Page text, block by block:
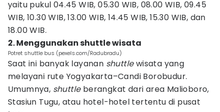
yaitu pukul 04.45 WIB, 05.30 WIB, 08.00 WIB, 09.45
WIB, 10.30 WIB, 13.00 WIB, 14.45 WIB, 15.30 WIB, dan
18.00 WIB.
2. Menggunakan shuttle wisata
Potret shuttle bus (pexels.com/Radubradu)
Saat ini banyak layanan shuttlewisata yang
melayani rute Yogyakarta–Candi Borobudur.
Umumnya, shuttle berangkat dari area Malioboro,
Stasiun Tugu, atau hotel-hotel tertentu di pusat